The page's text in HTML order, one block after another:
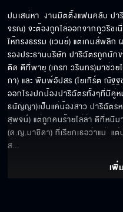
เหนื่อ
สายต
หน้า
ปมเสน่หา  งานมิตติ้งแฟนคลับ ป
จรณ) จะต้องถูกไล่ออกจากภูวริช
ให้ทรงธรรม (เวนย์) แต่เกมส์พลิก
รองประธานบริษัท ปาริฉัตรถูกนัก
ติด ดีที่พายุ (เกรท วรินทร)มาช่ว
ภา) และ พิมพ์อัปสร (โยเกิร์ต ณัฐ
ออกโรงปกป้องปาริฉัตรทั้งๆที่มีคู่
ธนัญญา)เป็นแค่น้องสาว ปาริฉัตร
สุพจน์) แต่ถูกคนร้ายไล่ล่า ดีที่หนีม
(ด.ญ.มาชิดา) ที่เรียกเธอว่าแม่  แ
ส...
เพิ่